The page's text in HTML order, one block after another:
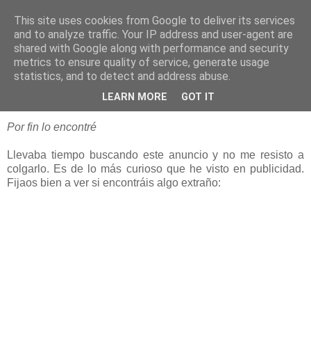
blogOBR
19 abril 2008
Dodot Kandoo
Por fin lo encontré
Llevaba tiempo buscando este anuncio y no me resisto a
colgarlo. Es de lo más curioso que he visto en publicidad.
Fijaos bien a ver si encontráis algo extraño:
This site uses cookies from Google to deliver its services
and to analyze traffic. Your IP address and user-agent are
shared with Google along with performance and security
metrics to ensure quality of service, generate usage
statistics, and to detect and address abuse.
LEARN MORE GOT IT